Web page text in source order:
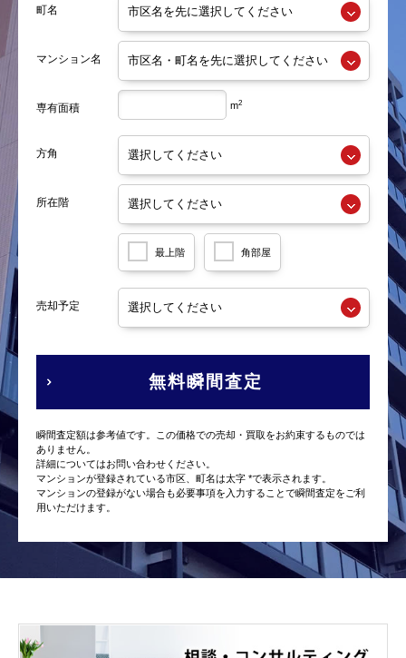
町名
マンション名
専有面積 m2
方角
所在階
最上階 角部屋
売却予定
無料瞬間査定
瞬間査定額は参考値です。この価格での売却・買取をお約束するものでは
ありません。
詳細についてはお問い合わせください。
マンションが登録されている市区、町名は太字 *で表示されます。
マンションの登録がない場合も必要事項を入力することで瞬間査定をご利
用いただけます。